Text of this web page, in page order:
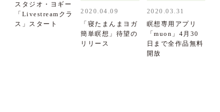
スタジオ・ヨギー
「Livestreamクラ
ス」スタート
2020.04.09
「寝たまんまヨガ
簡単瞑想」待望の
リリース
2020.03.31
瞑想専用アプリ
「muon」4月30
日まで全作品無料
開放